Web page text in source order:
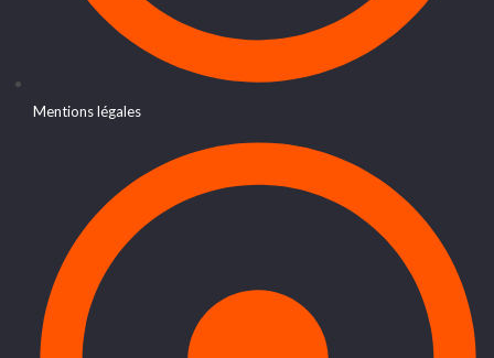
Mentions légales